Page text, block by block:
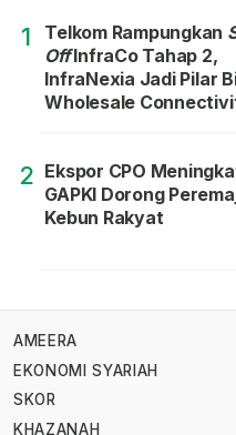
1 Telkom Rampungkan
OffInfraCo Tahap 2,
InfraNexia Jadi Pilar
Wholesale
2 Ekspor CPO
GAPKI Dorong
Kebun Rakyat
AMEERA
EKONOMI SYARIAH
SKOR
KHAZANAH